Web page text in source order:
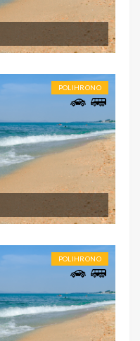
POLIHRONO
POLIHRONO